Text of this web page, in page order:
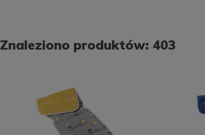
Znaleziono produktów: 403